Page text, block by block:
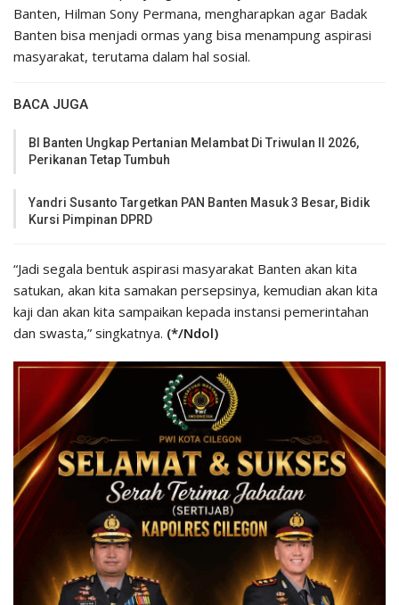
Banten, Hilman Sony Permana, mengharapkan agar Badak
Banten bisa menjadi ormas yang bisa menampung aspirasi
masyarakat, terutama dalam hal sosial.
BACA JUGA
BI Banten Ungkap Pertanian Melambat Di Triwulan II 2026,
Perikanan Tetap Tumbuh
Yandri Susanto Targetkan PAN Banten Masuk 3 Besar, Bidik
Kursi Pimpinan DPRD
“Jadi segala bentuk aspirasi masyarakat Banten akan kita
satukan, akan kita samakan persepsinya, kemudian akan kita
kaji dan akan kita sampaikan kepada instansi pemerintahan
dan swasta,” singkatnya. (*/Ndol)